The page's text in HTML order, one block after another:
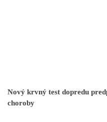
Nový krvný test dopredu
choroby